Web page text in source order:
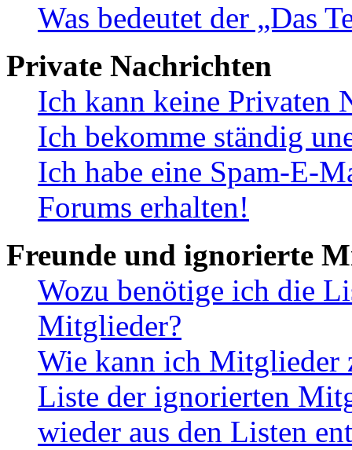
Was bedeutet der „Das
Private Nachrichten
Ich kann keine Privaten
Ich bekomme ständig
Ich habe eine Spam-E-
Forums erhalten!
Freunde und ignorierte
Wozu benötige ich die
Mitglieder?
Wie kann ich Mitglieder
Liste der ignorierten
wieder aus den Listen